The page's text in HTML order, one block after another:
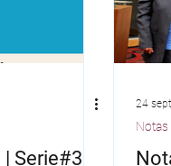
Serie#3
24
Notas